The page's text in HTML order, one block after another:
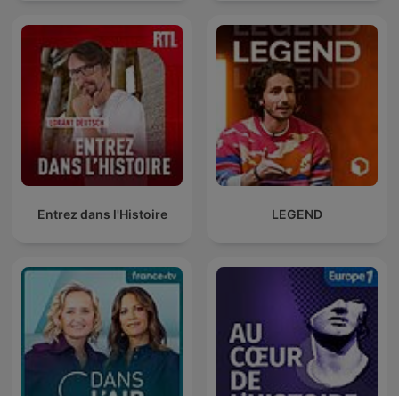
Entrez dans l'Histoire LEGEND